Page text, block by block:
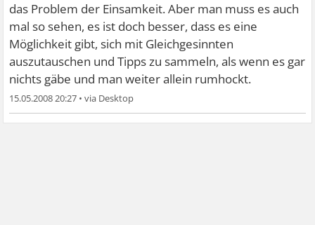
das Problem der Einsamkeit. Aber man muss es auch
mal so sehen, es ist doch besser, dass es eine
Möglichkeit gibt, sich mit Gleichgesinnten
auszutauschen und Tipps zu sammeln, als wenn es gar
nichts gäbe und man weiter allein rumhockt.
15.05.2008 20:27 •